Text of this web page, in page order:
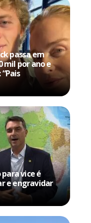
passa em
mil por ano e
para vice é
e engravidar